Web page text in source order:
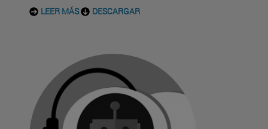
LEER MÁS DESCARGAR